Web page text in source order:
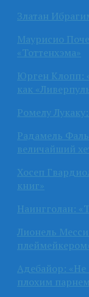
Златан
Маурисио
«Тоттенхэма»
Юрген Клопп:
как
Ромелу
Радамель
величайший
Хосеп
книг»
Наингголан:
Лионель
Адебайор:
плохим